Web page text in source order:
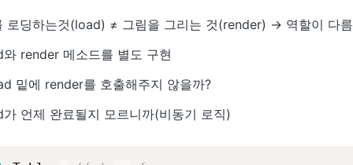
로딩하는것(load) ≠ 그림을 그리는 것(render) → 역할이 다름
render 메소드를 별도 구현
밑에 render를 호출해주지 않을까?
언제 완료될지 모르니까(비동기 로직)